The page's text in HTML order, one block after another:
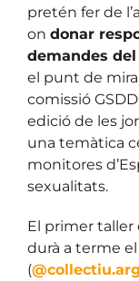
pretén fer de
on donar
demandes del
el punt de
comissió
edició de les
una temàtica
monitores
sexualitats.
El primer taller
durà a terme el
(